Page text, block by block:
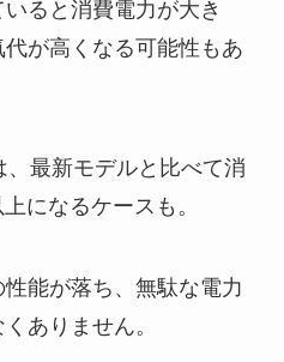
ると消費電力が大き
が高くなる可能性もあ
最新モデルと比べて消
になるケースも。
能が落ち、無駄な電力
ありません。